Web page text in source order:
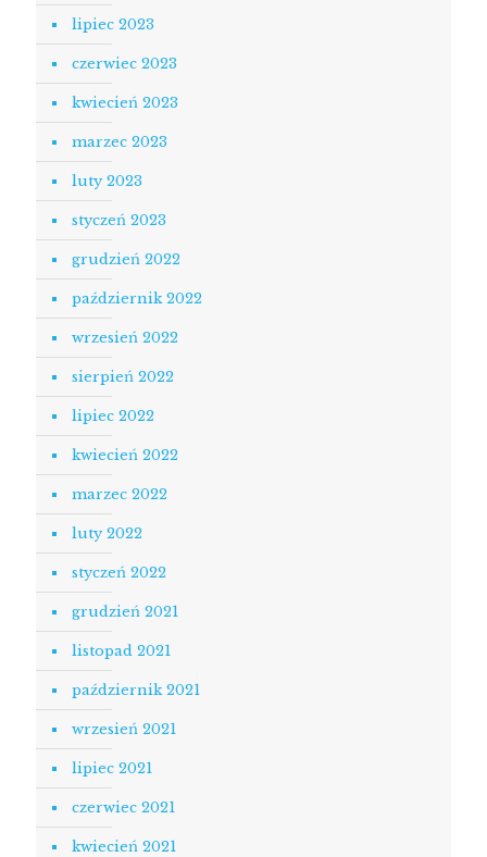
lipiec 2023
czerwiec 2023
kwiecień 2023
marzec 2023
luty 2023
styczeń 2023
grudzień 2022
październik 2022
wrzesień 2022
sierpień 2022
lipiec 2022
kwiecień 2022
marzec 2022
luty 2022
styczeń 2022
grudzień 2021
listopad 2021
październik 2021
wrzesień 2021
lipiec 2021
czerwiec 2021
kwiecień 2021